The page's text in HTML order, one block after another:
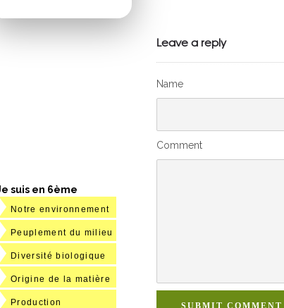
Leave a reply
Name
Comment
SUBMIT COMMENT
suis en 6ème
Notre environnement
Peuplement du milieu
Diversité biologique
Origine de la matière
Production